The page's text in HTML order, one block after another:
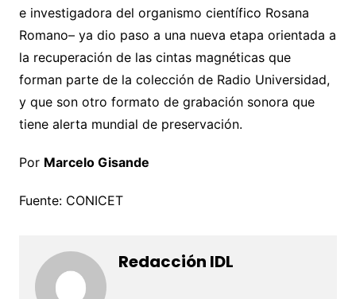
e investigadora del organismo científico Rosana
Romano– ya dio paso a una nueva etapa orientada a
la recuperación de las cintas magnéticas que
forman parte de la colección de Radio Universidad,
y que son otro formato de grabación sonora que
tiene alerta mundial de preservación.
Por Marcelo Gisande
Fuente: CONICET
Redacción IDL